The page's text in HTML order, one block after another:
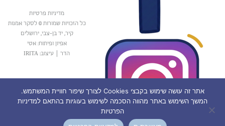
מדיניות פרטיות
כל הזכויות שמורות © לסקר אמנות
קיר, יד בן-צבי, ירושלים
אפיון ופיתוח: אטי
הדר
עיצוב: IRITA
אתר זה עושה שימוש בקבצי Cookies לצורך שיפור חוויית המשתמש.
המשך השימוש באתר מהווה הסכמה לשימוש בעוגיות בהתאם למדיניות
הפרטיות